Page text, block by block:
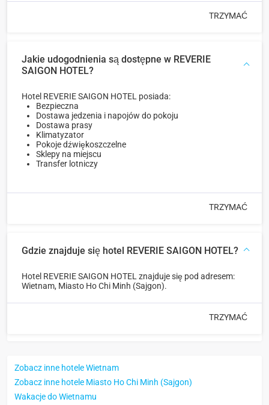
TRZYMAĆ
Jakie udogodnienia są dostępne w REVERIE
SAIGON HOTEL?
Hotel REVERIE SAIGON HOTEL posiada:
Bezpieczna
Dostawa jedzenia i napojów do pokoju
Dostawa prasy
Klimatyzator
Pokoje dźwiękoszczelne
Sklepy na miejscu
Transfer lotniczy
TRZYMAĆ
Gdzie znajduje się hotel REVERIE SAIGON HOTEL?
Hotel REVERIE SAIGON HOTEL znajduje się pod adresem:
Wietnam, Miasto Ho Chi Minh (Sajgon).
TRZYMAĆ
Zobacz inne hotele Wietnam
Zobacz inne hotele Miasto Ho Chi Minh (Sajgon)
Wakacje do Wietnamu